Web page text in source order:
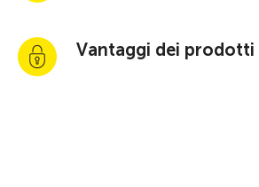
Vantaggi dei prodotti